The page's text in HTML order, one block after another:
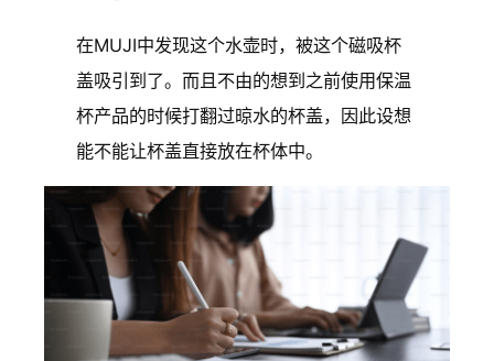
在MUJI中发现这个水壶时，被这个磁吸杯
盖吸引到了。而且不由的想到之前使用保温
杯产品的时候打翻过晾水的杯盖，因此设想
能不能让杯盖直接放在杯体中。